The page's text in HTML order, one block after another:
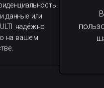
данные или
надёжно
на вашем